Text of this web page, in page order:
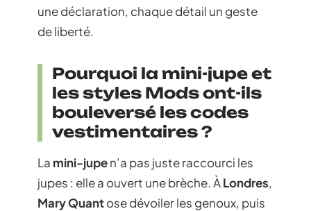
une déclaration, chaque détail un geste
de liberté.
Pourquoi la mini-jupe et
les styles Mods ont-ils
bouleversé les codes
vestimentaires ?
La mini-jupen’a pas juste raccourci les
jupes : elle a ouvert une brèche. ÀLondres,
Mary Quantose dévoiler les genoux, puis